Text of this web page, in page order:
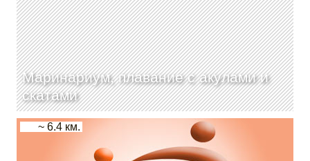
Маринариум, плавание с акулами и
скатами
~ 6.4 км.